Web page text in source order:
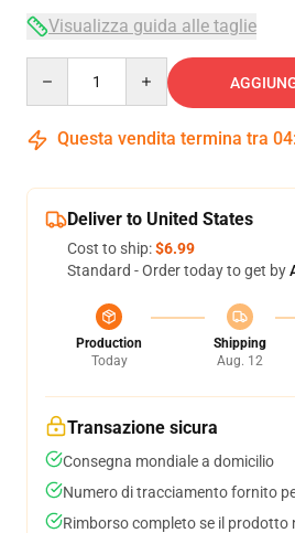
Visualizza guida alle taglie
Questa vendita termina tra 04:
Deliver to United States
Cost to ship:$6.99
Standard - Order today to get by
Production
Today
Shipping
Aug. 12
Transazione sicura
Consegna mondiale a domicilio
Numero di tracciamento fornito
Rimborso completo se il prodotto